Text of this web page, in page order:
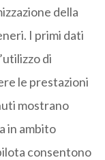
della
I primi dati
di
le prestazioni
mostrano
in ambito
consentono